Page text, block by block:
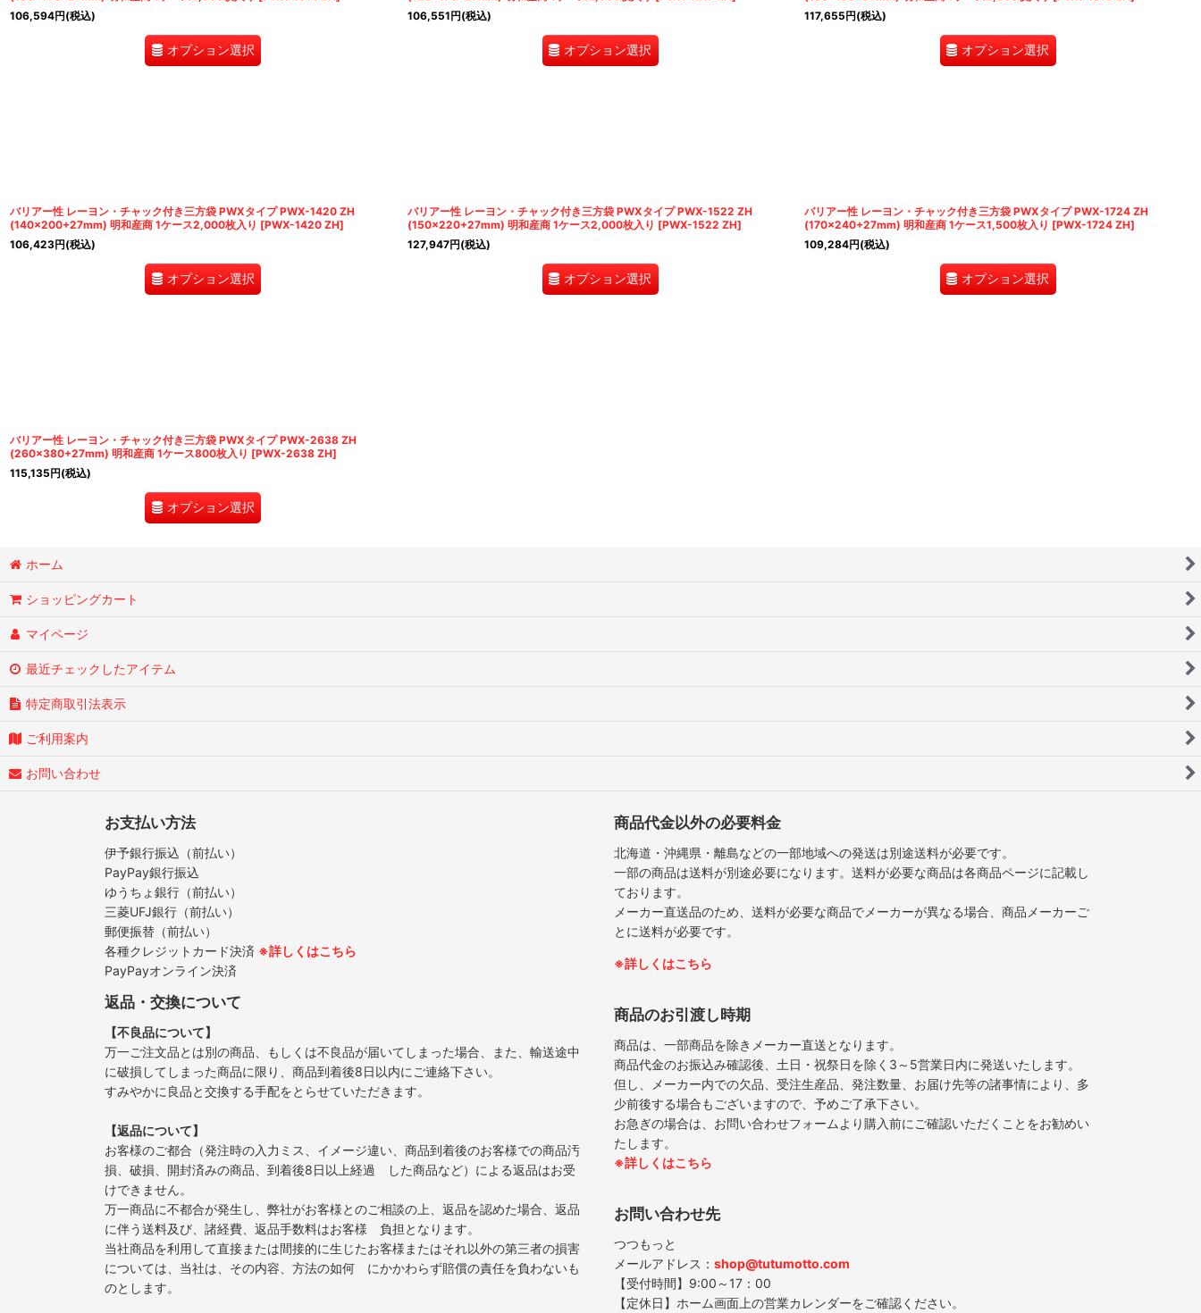
106,594円(税込)
オプション選択
106,551円(税込)
オプション選択
117,655円(税込)
オプション選択
バリアー性 レーヨン・チャック付き三方袋 PWXタイプ PWX-1420 ZH
(140×200+27mm) 明和産商 1ケース2,000枚入り [PWX-1420 ZH]
106,423円(税込)
オプション選択
バリアー性 レーヨン・チャック付き三方袋 PWXタイプ PWX-1522 ZH
(150×220+27mm) 明和産商 1ケース2,000枚入り [PWX-1522 ZH]
127,947円(税込)
オプション選択
バリアー性 レーヨン・チャック付き三方袋 PWXタイプ PWX-1724 ZH
(170×240+27mm) 明和産商 1ケース1,500枚入り [PWX-1724 ZH]
109,284円(税込)
オプション選択
バリアー性 レーヨン・チャック付き三方袋 PWXタイプ PWX-2638 ZH
(260×380+27mm) 明和産商 1ケース800枚入り [PWX-2638 ZH]
115,135円(税込)
オプション選択
ホーム
ショッピングカート
マイページ
最近チェックしたアイテム
特定商取引法表示
ご利用案内
お問い合わせ
お支払い方法
伊予銀行振込（前払い）
PayPay銀行振込
ゆうちょ銀行（前払い）
三菱UFJ銀行（前払い）
郵便振替（前払い）
各種クレジットカード決済 ※詳しくはこちら
PayPayオンライン決済
返品・交換について
【不良品について】
万一ご注文品とは別の商品、もしくは不良品が届いてしまった場合、また、輸送途中
に破損してしまった商品に限り、商品到着後8日以内にご連絡下さい。
すみやかに良品と交換する手配をとらせていただきます。
【返品について】
お客様のご都合（発注時の入力ミス、イメージ違い、商品到着後のお客様での商品汚
損、破損、開封済みの商品、到着後8日以上経過 した商品など）による返品はお受
けできません。
万一商品に不都合が発生し、弊社がお客様とのご相談の上、返品を認めた場合、返品
に伴う送料及び、諸経費、返品手数料はお客様 負担となります。
当社商品を利用して直接または間接的に生じたお客様またはそれ以外の第三者の損害
については、当社は、その内容、方法の如何 にかかわらず賠償の責任を負わないも
のとします。
商品代金以外の必要料金
北海道・沖縄県・離島などの一部地域への発送は別途送料が必要です。
一部の商品は送料が別途必要になります。送料が必要な商品は各商品ページに記載し
ております。
メーカー直送品のため、送料が必要な商品でメーカーが異なる場合、商品メーカーご
とに送料が必要です。
※詳しくはこちら
商品のお引渡し時期
商品は、一部商品を除きメーカー直送となります。
商品代金のお振込み確認後、土日・祝祭日を除く3～5営業日内に発送いたします。
但し、メーカー内での欠品、受注生産品、発注数量、お届け先等の諸事情により、多
少前後する場合もございますので、予めご了承下さい。
お急ぎの場合は、お問い合わせフォームより購入前にご確認いただくことをお勧めい
たします。
※詳しくはこちら
お問い合わせ先
つつもっと
メールアドレス： shop@tutumotto.com
【受付時間】9:00～17：00
【定休日】ホーム画面上の営業カレンダーをご確認ください。